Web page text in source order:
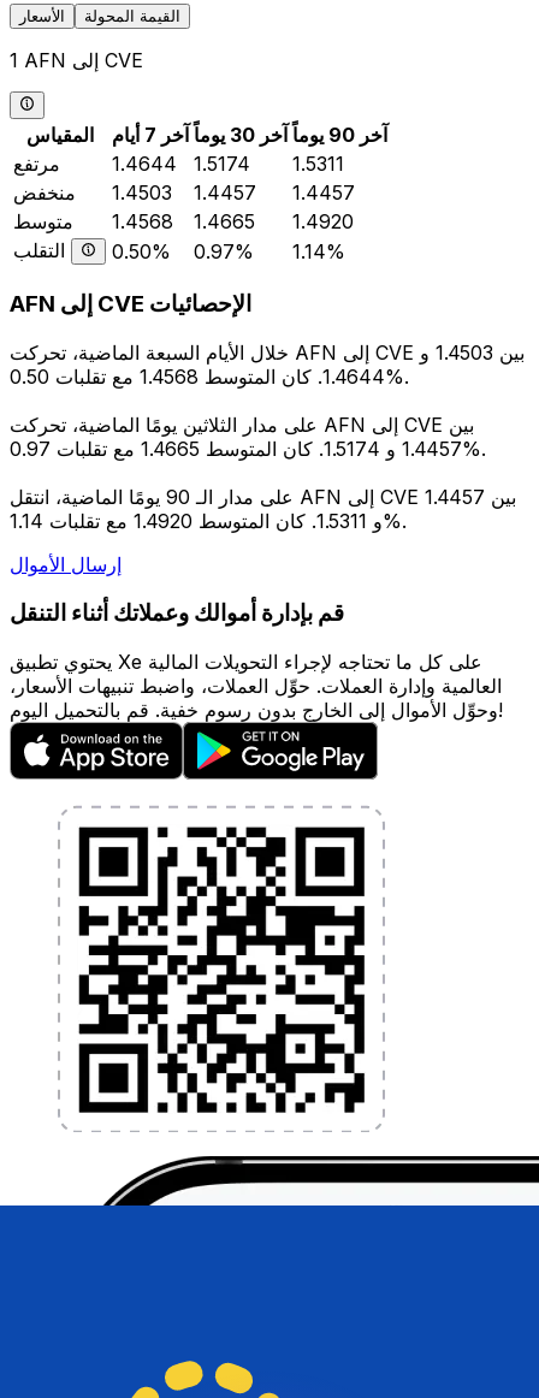
الأسعار القيمة المحولة
1 AFN إلى CVE
المقياس آخر 7 أيام آخر 30 يوماً
آخر 90 يوماً
مرتفع
1.4644 1.5174
1.5311
منخفض
1.4503 1.4457
1.4457
متوسط
1.4568 1.4665
1.4920
التقلب
0.50% 0.97% 1.14%
AFN إلى CVE الإحصائيات
خلال الأيام السبعة الماضية، تحركت AFN إلى CVE بين 1.4503 و
1.4644. كان المتوسط 1.4568 مع تقلبات 0.50%.
على مدار الثلاثين يومًا الماضية، تحركت AFN إلى CVE بين
1.4457 و 1.5174. كان المتوسط 1.4665 مع تقلبات 0.97%.
على مدار الـ 90 يومًا الماضية، انتقل AFN إلى CVE بين 1.4457
و 1.5311. كان المتوسط 1.4920 مع تقلبات 1.14%.
إرسال الأموال
قم بإدارة أموالك وعملاتك أثناء التنقل
يحتوي تطبيق Xe على كل ما تحتاجه لإجراء التحويلات المالية
العالمية وإدارة العملات. حوِّل العملات، واضبط تنبيهات الأسعار،
وحوِّل الأموال إلى الخارج بدون رسوم خفية. قم بالتحميل اليوم!